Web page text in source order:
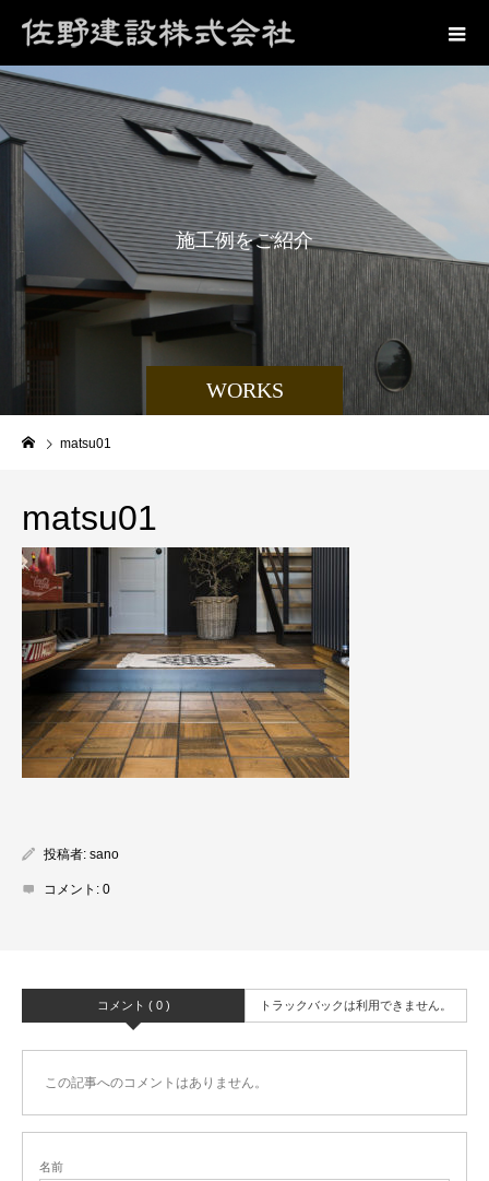
WORKS
施工例をご紹介
matsu01
matsu01
投稿者: sano
コメント: 0
コメント ( 0 ) トラックバックは利用できません。
この記事へのコメントはありません。
名前